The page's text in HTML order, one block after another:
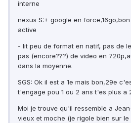
interne
nexus S:+ google en
active
- lit peu de format en natif, pas de
pas (encore???) de video en
dans la moyenne.
SGS: Ok il est a 1e mais bon,29e
t'engage pou 1 ou 2 ans t'es plus a
Moi je trouve qu'il ressemble a
vieux et moche (je rigole bien sur le